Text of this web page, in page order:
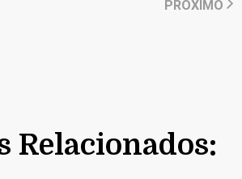
PRÓXIMO
Relacionados: